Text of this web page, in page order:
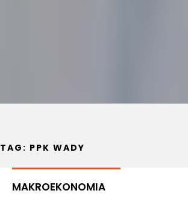
TAG: PPK WADY
MAKROEKONOMIA